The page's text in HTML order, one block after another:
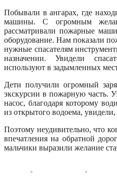
Побывали в ангарах, где
машины. С огромным
рассматривали пожарные
оборудование. Нам показали
нужные спасателям
назначении. Увидели
используют в задымленных
Дети получили огромный
экскурсии в пожарную часть.
насос, благодаря которому
из открытого водоема,
Поэтому неудивительно, что
впечатления на обратной
мальчики выразили желание